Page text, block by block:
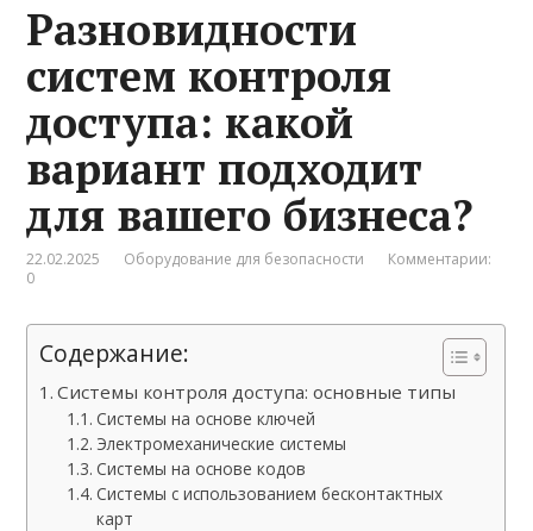
Разновидности
систем контроля
доступа: какой
вариант подходит
для вашего бизнеса?
22.02.2025 Оборудование для безопасности
Комментарии:
0
Содержание:
Системы контроля доступа: основные типы
Системы на основе ключей
Электромеханические системы
Системы на основе кодов
Системы с использованием бесконтактных
карт